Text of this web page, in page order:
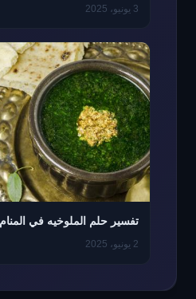
3 يونيو، 2025
تفسير حلم الملوخيه في
2 يونيو، 2025